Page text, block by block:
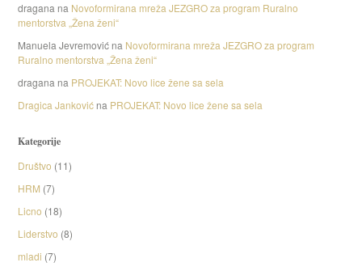
dragana na Novoformirana mreža JEZGRO za program Ruralno
mentorstva „Žena ženi“
Manuela Jevremovićna Novoformirana mreža JEZGRO za program
Ruralno mentorstva „Žena ženi“
dragana na PROJEKAT: Novo lice žene sa sela
Dragica Jankovićna PROJEKAT: Novo lice žene sa sela
Kategorije
Društvo (11)
HRM (7)
Licno (18)
Liderstvo (8)
mladi (7)